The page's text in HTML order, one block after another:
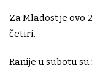
Za Mladost je ovo
četiri.
Ranije u subotu